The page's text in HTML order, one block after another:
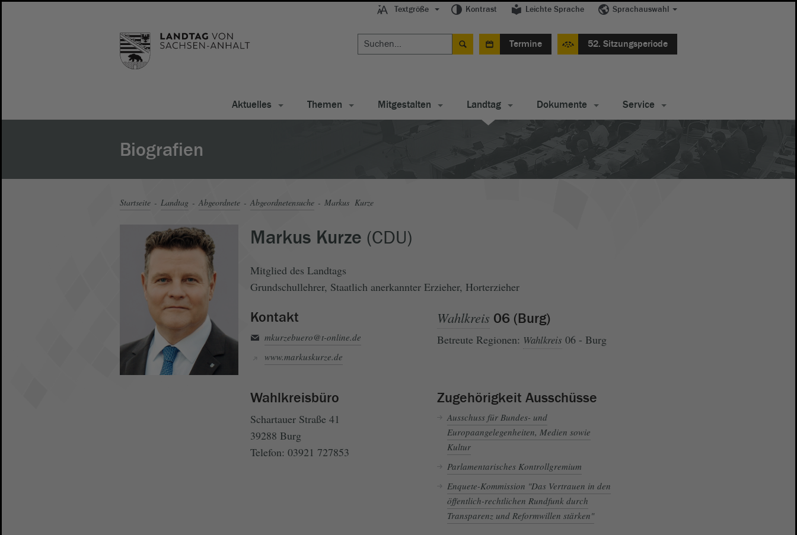
Textgröße Kontrast Leichte Sprache Sprachauswahl
Termine 52. Sitzungsperiode
Aktuelles Themen Mitgestalten Landtag Dokumente Service
Biografien
Startseite Landtag Abgeordnete Abgeordnetensuche Markus Kurze
Markus Kurze (CDU)
Mitglied des Landtags
Grundschullehrer, Staatlich anerkannter Erzieher, Horterzieher
Kontakt
mkurzebuero@t-online.de
www.markuskurze.de
Wahlkreis 06 (Burg)
Betreute Regionen: Wahlkreis 06 - Burg
Wahlkreisbüro
Schartauer Straße 41
39288 Burg
Telefon: 03921 727853
Zugehörigkeit Ausschüsse
Ausschuss für Bundes- und
Europaangelegenheiten, Medien sowie
Kultur
Parlamentarisches Kontrollgremium
Enquete-Kommission "Das Vertrauen in den
öffentlich-rechtlichen Rundfunk durch
Transparenz und Reformwillen stärken"